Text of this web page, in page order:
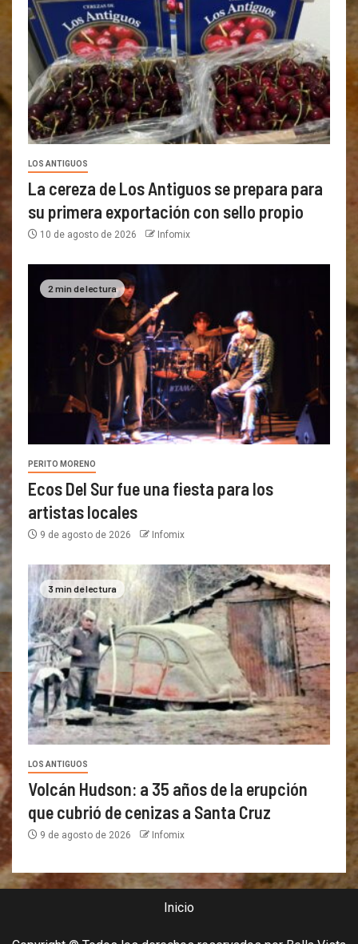
LOS ANTIGUOS
La cereza de Los Antiguos se prepara para
su primera exportación con sello propio
10 de agosto de 2026 Infomix
2 min de lectura
PERITO MORENO
Ecos Del Sur fue una fiesta para los
artistas locales
9 de agosto de 2026 Infomix
3 min de lectura
LOS ANTIGUOS
Volcán Hudson: a 35 años de la erupción
que cubrió de cenizas a Santa Cruz
9 de agosto de 2026 Infomix
Inicio